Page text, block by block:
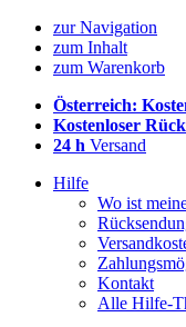
zur Navigation
zum Inhalt
zum Warenkorb
Österreich:
Kostenloser
24 h Versand
Hilfe
Wo ist
Kontakt
Alle Hilfe-